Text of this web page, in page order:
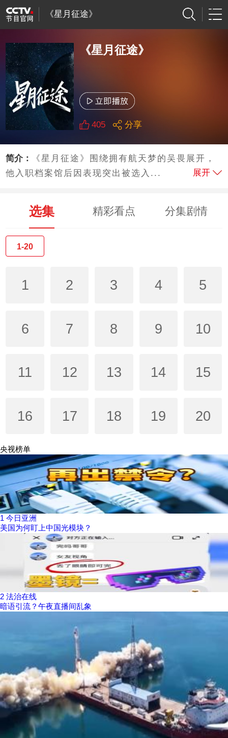
《星月征途》
《星月征途》
405 分享
简介：
《星月征途》围绕拥有航天梦的吴畏展开，
他入职档案馆后因表现突出被选入...
展开
选集 精彩看点 分集剧情
1-20
1 2 3 4 5
6 7 8 9 10
11 12 13 14 15
16 17 18 19 20
央视榜单
1 今日亚洲
美国为何盯上中国光模块？
2 法治在线
暗语引流？午夜直播间乱象